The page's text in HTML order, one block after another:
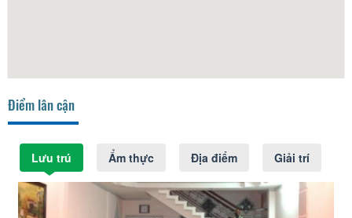
Điểm lân cận
Lưu trú Ẩm thực Địa điểm Giải trí